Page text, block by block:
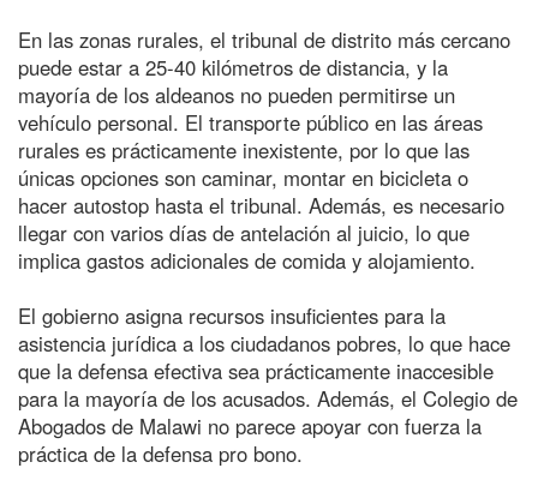
En las zonas rurales, el tribunal de distrito más cercano
puede estar a 25-40 kilómetros de distancia, y la
mayoría de los aldeanos no pueden permitirse un
vehículo personal. El transporte público en las áreas
rurales es prácticamente inexistente, por lo que las
únicas opciones son caminar, montar en bicicleta o
hacer autostop hasta el tribunal. Además, es necesario
llegar con varios días de antelación al juicio, lo que
implica gastos adicionales de comida y alojamiento.
El gobierno asigna recursos insuficientes para la
asistencia jurídica a los ciudadanos pobres, lo que hace
que la defensa efectiva sea prácticamente inaccesible
para la mayoría de los acusados. Además, el Colegio de
Abogados de Malawi no parece apoyar con fuerza la
práctica de la defensa pro bono.